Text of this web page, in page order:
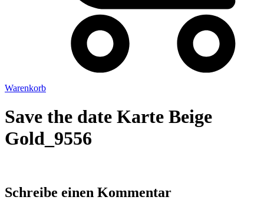
Warenkorb
Save the date Karte Beige
Gold_9556
Schreibe einen Kommentar